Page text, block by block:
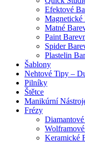
Efektové
Magnetické
Matné
Paint
Spider
Plastelin
Šablony
Nehtové Tipy –
Pilníky
Štětce
Manikúrní
Frézy
Keramické